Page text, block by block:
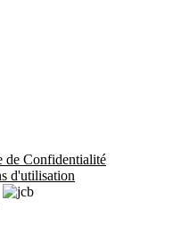
de Confidentialité
d'utilisation